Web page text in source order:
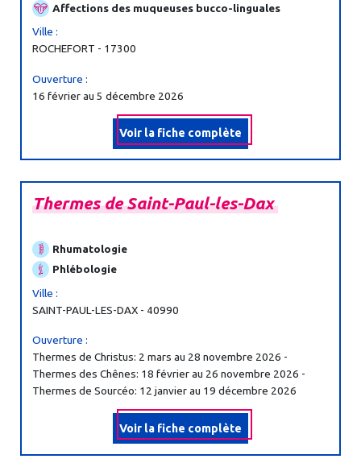
Affections des muqueuses bucco-linguales
Ville :
ROCHEFORT - 17300
Ouverture :
16 février au 5 décembre 2026
Voir la fiche complète
ThermesdeSaint-Paul-les-Dax
Rhumatologie
Phlébologie
Ville :
SAINT-PAUL-LES-DAX - 40990
Ouverture :
Thermes de Christus: 2 mars au 28 novembre 2026 -
Thermes des Chênes: 18 février au 26 novembre 2026 -
Thermes de Sourcéo: 12 janvier au 19 décembre 2026
Voir la fiche complète